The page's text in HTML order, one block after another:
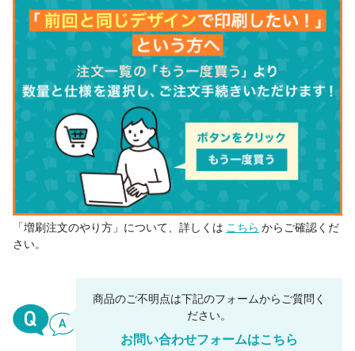
「増刷注文のやり方」について、詳しくは こちら からご確認くだ
さい。
商品のご不明点は下記のフォームからご質問く
ださい。
お問い合わせフォームはこちら